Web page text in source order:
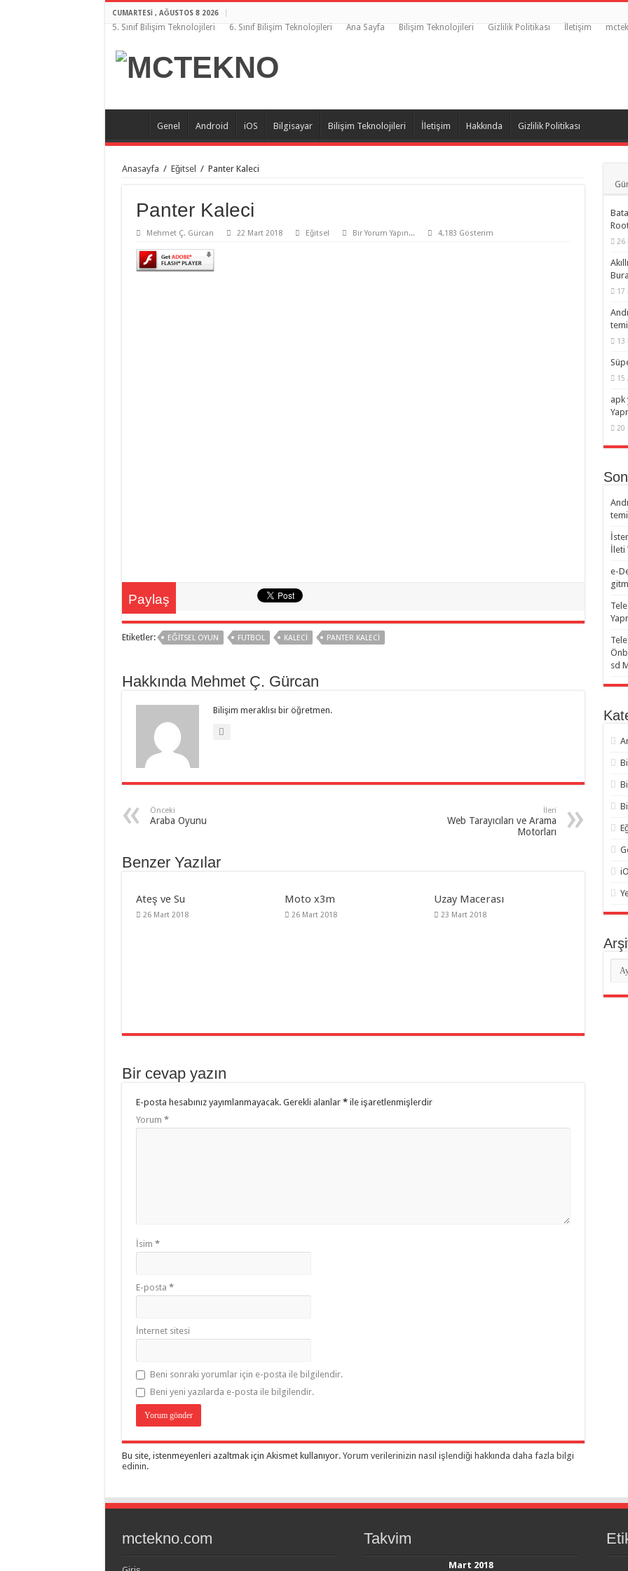
CUMARTESI , AĞUSTOS 8 2026
5. Sınıf Bilişim Teknolojileri 6. Sınıf Bilişim Teknolojileri Ana Sayfa Bilişim Teknolojileri Gizlilik Politikası İletişim
Genel Android iOS Bilgisayar Bilişim Teknolojileri İletişim Hakkında Gizlilik Politikası
Anasayfa / Eğitsel / Panter Kaleci
Panter Kaleci
Mehmet Ç. Gürcan 22 Mart 2018 Eğitsel Bir Yorum Yapın... 4,183 Gösterim
Paylaş
Etiketler: EĞITSEL OYUN FUTBOL KALECI PANTER KALECI
Hakkında Mehmet Ç. Gürcan
Bilişim meraklısı bir öğretmen.
Önceki
Araba Oyunu
İleri
Web Tarayıcıları ve Arama
Motorları
Benzer Yazılar
Ateş ve Su
26 Mart 2018
Moto x3m
26 Mart 2018
Uzay Macerası
23 Mart 2018
Bir cevap yazın
E-posta hesabınız yayımlanmayacak. Gerekli alanlar *ile işaretlenmişlerdir
Yorum *
İsim *
E-posta *
İnternet sitesi
Beni sonraki yorumlar için e-posta ile bilgilendir.
Beni yeni yazılarda e-posta ile bilgilendir.
Bu site, istenmeyenleri azaltmak için Akismet kullanıyor. Yorum verilerinizin nasıl işlendiği hakkında daha fazla bilgi
edinin.
26
17
13
15
apk
20
e-
sd
mctekno.com Takvim
Mart 2018